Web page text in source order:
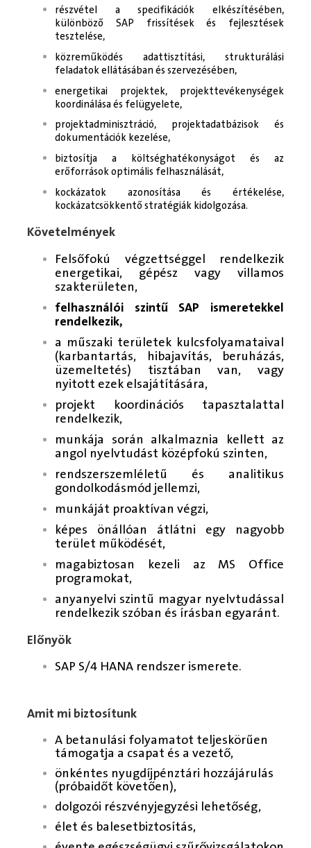
részvétel a specifikációk elkészítésében,
különböző SAP frissítések és fejlesztések
tesztelése,
közreműködés adattisztítási, strukturálási
feladatok ellátásában és szervezésében,
energetikai projektek, projekttevékenységek
koordinálása és felügyelete,
projektadminisztráció, projektadatbázisok és
dokumentációk kezelése,
biztosítja a költséghatékonyságot és az
erőforrások optimális felhasználását,
kockázatok azonosítása és értékelése,
kockázatcsökkentő stratégiák kidolgozása.
Követelmények
Felsőfokú végzettséggel rendelkezik
energetikai, gépész vagy villamos
szakterületen,
felhasználói szintű SAP ismeretekkel
rendelkezik,
a műszaki területek kulcsfolyamataival
(karbantartás, hibajavítás, beruházás,
üzemeltetés) tisztában van, vagy
nyitott ezek elsajátítására,
projekt koordinációs tapasztalattal
rendelkezik,
munkája során alkalmaznia kellett az
angol nyelvtudást középfokú szinten,
rendszerszemléletű és analitikus
gondolkodásmód jellemzi,
munkáját proaktívan végzi,
képes önállóan átlátni egy nagyobb
terület működését,
magabiztosan kezeli az MS Office
programokat,
anyanyelvi szintű magyar nyelvtudással
rendelkezik szóban és írásban egyaránt.
Előnyök
SAP S/4 HANA rendszer ismerete.
Amit mi biztosítunk
A betanulási folyamatot teljeskörűen
támogatja a csapat és a vezető,
önkéntes nyugdíjpénztári hozzájárulás
(próbaidőt követően),
dolgozói részvényjegyzési lehetőség,
élet és balesetbiztosítás,